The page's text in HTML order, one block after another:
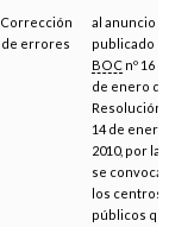
Corrección
de errores
al anuncio
publicado en
BOCnº 16 de 26
de enero de
Resolución de
14 de enero de
2010, por la que
se convoca a
los centros
públicos que